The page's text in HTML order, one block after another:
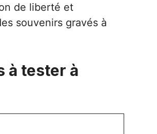
de liberté et
souvenirs gravés à
à tester à